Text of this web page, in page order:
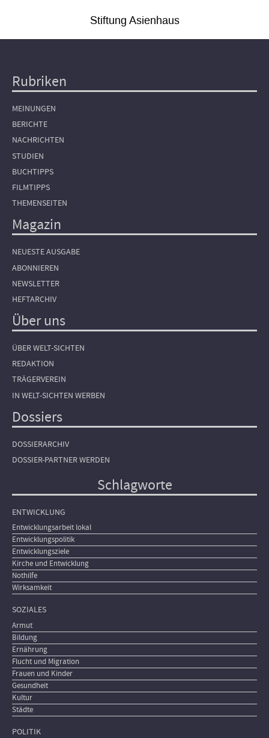
Stiftung Asienhaus
Hauptnavigation
Rubriken
MEINUNGEN
BERICHTE
NACHRICHTEN
STUDIEN
BUCHTIPPS
FILMTIPPS
THEMENSEITEN
Magazin
NEUESTE AUSGABE
ABONNIEREN
NEWSLETTER
HEFTARCHIV
Über uns
ÜBER WELT-SICHTEN
REDAKTION
TRÄGERVEREIN
IN WELT-SICHTEN WERBEN
Dossiers
DOSSIERARCHIV
DOSSIER-PARTNER WERDEN
Schlagworte
ENTWICKLUNG
Entwicklungsarbeit lokal
Entwicklungspolitik
Entwicklungsziele
Kirche und Entwicklung
Nothilfe
Wirksamkeit
SOZIALES
Armut
Bildung
Ernährung
Flucht und Migration
Frauen und Kinder
Gesundheit
Kultur
Städte
POLITIK